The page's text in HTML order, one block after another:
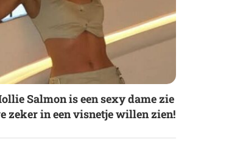
Salmon is een sexy dame zie
zeker in een visnetje willen zien!